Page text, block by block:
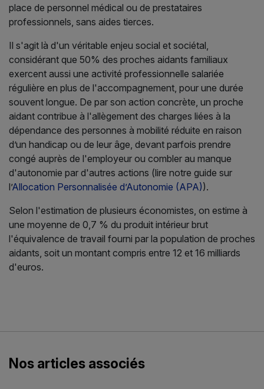
place de personnel médical ou de prestataires
professionnels, sans aides tierces.
Il s'agit là d'un véritable enjeu social et sociétal,
considérant que 50% des proches aidants familiaux
exercent aussi une activité professionnelle salariée
régulière en plus de l'accompagnement, pour une durée
souvent longue. De par son action concrète, un proche
aidant contribue à l'allègement des charges liées à la
dépendance des personnes à mobilité réduite en raison
d’un handicap ou de leur âge, devant parfois prendre
congé auprès de l'employeur ou combler au manque
d'autonomie par d'autres actions (lire notre guide sur
l’Allocation Personnalisée d’Autonomie (APA)).
Selon l'estimation de plusieurs économistes, on estime à
une moyenne de 0,7 % du produit intérieur brut
l'équivalence de travail fourni par la population de proches
aidants, soit un montant compris entre 12 et 16 milliards
d'euros.
Nos articles associés